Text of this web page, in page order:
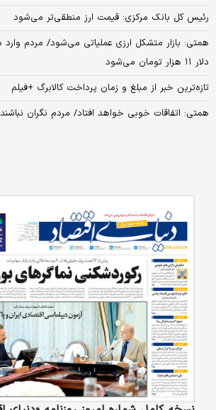
رئیس کل بانک مرکزی: قیمت ارز منطقی‌تر می‌شود
همتی: بازار متشکل ارزی عملیاتی می‌شود/ مردم وارد
دلار ۱۱ هزار تومان می‌شود
تازه‌ترین خبر از مبلغ و زمان پرداخت کالابرگ +فیلم
همتی: اتفاقات خوبی خواهد افتاد/ مردم نگران